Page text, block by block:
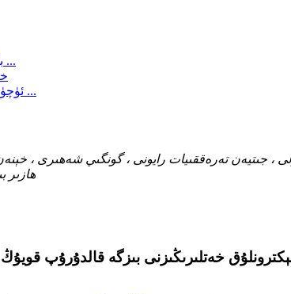
بۈگۈن ، مىللەت ھەققىدە پاراڭلىشايلى ...
خىفمان كېلىننىڭ خىش M ئۈچۈن يوليورۇق ...
، جىتيەن تەرەققىيات رايونى ، گونگىي شەھىرى ،
ھازىر